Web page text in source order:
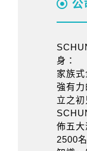
公
身：
家族
強有
立之
佈五
2500